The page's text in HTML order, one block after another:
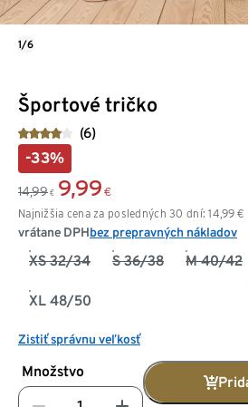
Športové tričko
(6)
-33%
14,99 € 9,99 €
Najnižšia cena za posledných 30 dní: 14,99 €
vrátane DPHbez prepravných nákladov
XS 32/34 S 36/38 M 40/42
XL 48/50
Zistiť správnu veľkosť
Množstvo
1/6